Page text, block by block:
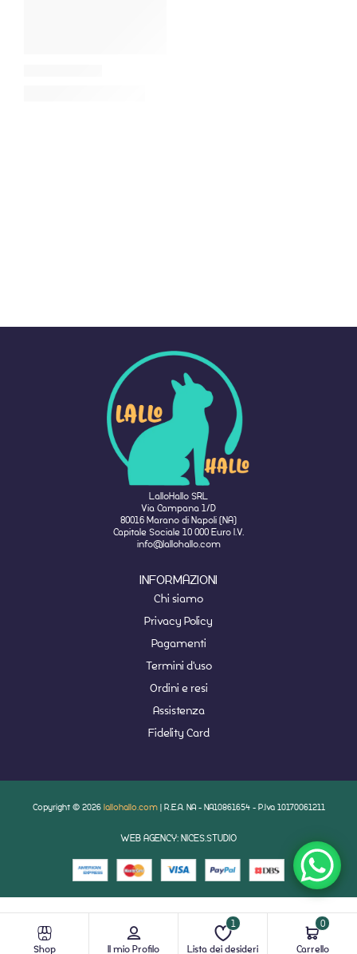
Shop Il mio Profilo Lista dei desideri
1
Carrello
0
LalloHallo SRL
Via Campana 1/D
80016 Marano di Napoli (NA)
Capitale Sociale 10 000 Euro I.V.
info@lallohallo.com
INFORMAZIONI
Chi siamo
Privacy Policy
Pagamenti
Termini d'uso
Ordini e resi
Assistenza
Fidelity Card
Copyright © 2026 lallohallo.com | R.E.A. NA - NA10861654 - P.Iva 10170061211
WEB AGENCY: NICES.STUDIO